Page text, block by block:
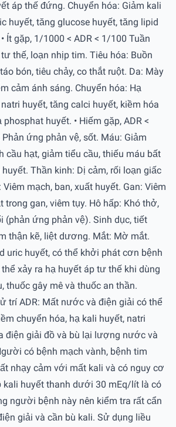
áp thế đứng. Chuyển hóa: Giảm kali
huyết, tăng glucose huyết, tăng lipid
Ít gặp, 1/1000 < ADR < 1/100 Tuần
thế, loạn nhịp tim. Tiêu hóa: Buồn
bón, tiêu chảy, co thắt ruột. Da: Mày
cảm ánh sáng. Chuyển hóa: Hạ
huyết, tăng calci huyết, kiềm hóa
huyết. • Hiếm gặp, ADR <
ứng phản vệ, sốt. Máu: Giảm
cầu hạt, giảm tiểu cầu, thiếu máu bất
Thần kinh: Dị cảm, rối loạn giấc
mạch, ban, xuất huyết. Gan: Viêm
trong gan, viêm tụy. Hô hấp: Khó thở,
(phản ứng phản vệ). Sinh dục, tiết
thận kẽ, liệt dương. Mắt: Mờ mắt.
uric huyết, có thể khởi phát cơn bệnh
xảy ra hạ huyết áp tư thế khi dùng
gây mê và thuốc an thần.
trí ADR: Mất nước và điện giải có thể
chuyển hóa, hạ kali huyết, natri
điện giải đồ và bù lại lượng nước và
có bệnh mạch vành, bệnh tim
nhạy cảm với mất kali và có nguy cơ
kali huyết thanh dưới 30 mEq/lít là có
người bệnh này nên kiểm tra rất cẩn
giải và cần bù kali. Sử dụng liều